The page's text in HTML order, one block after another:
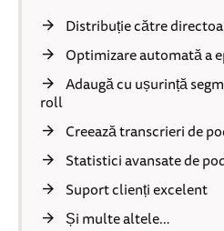
Distribuție către
Optimizare automată a
Adaugă cu ușurință
roll
Creează transcrieri de
Statistici avansate de
Suport clienți excelent
Și multe altele…